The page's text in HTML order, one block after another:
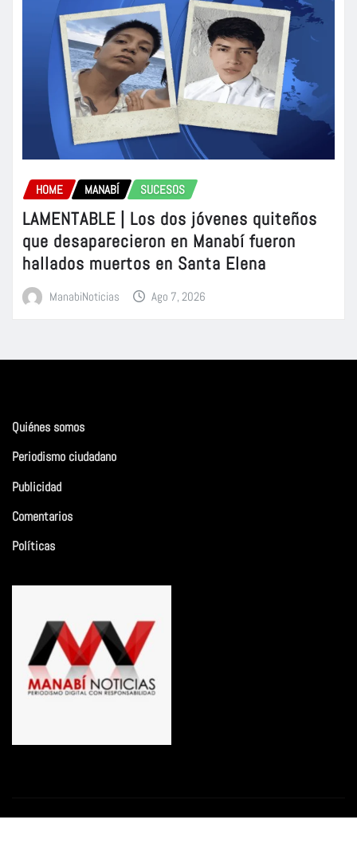
HOME MANABÍ SUCESOS
LAMENTABLE | Los dos jóvenes quiteños
que desaparecieron en Manabí fueron
hallados muertos en Santa Elena
ManabiNoticias Ago 7, 2026
Quiénes somos
Periodismo ciudadano
Publicidad
Comentarios
Políticas